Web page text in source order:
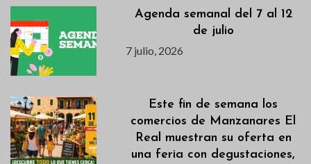
Agenda semanal del 7 al 12
de julio
7 julio, 2026
Este fin de semana los
comercios de Manzanares El
Real muestran su oferta en
una feria con degustaciones,